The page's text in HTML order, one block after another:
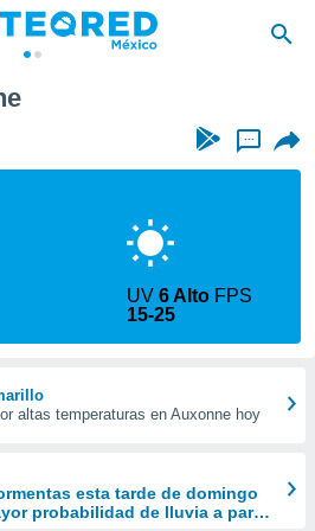
...
UV6 Alto FPS
15-25
altas temperaturas en Auxonne hoy
esta tarde de domingo
probabilidad de lluvia a partir